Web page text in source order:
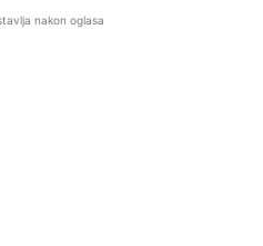
nakon oglasa